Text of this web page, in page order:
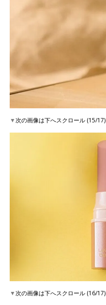
▼次の画像は下へスクロール (15/17)
▼次の画像は下へスクロール (16/17)